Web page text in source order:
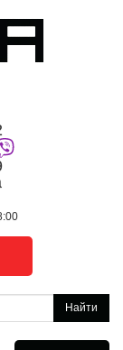
Найти